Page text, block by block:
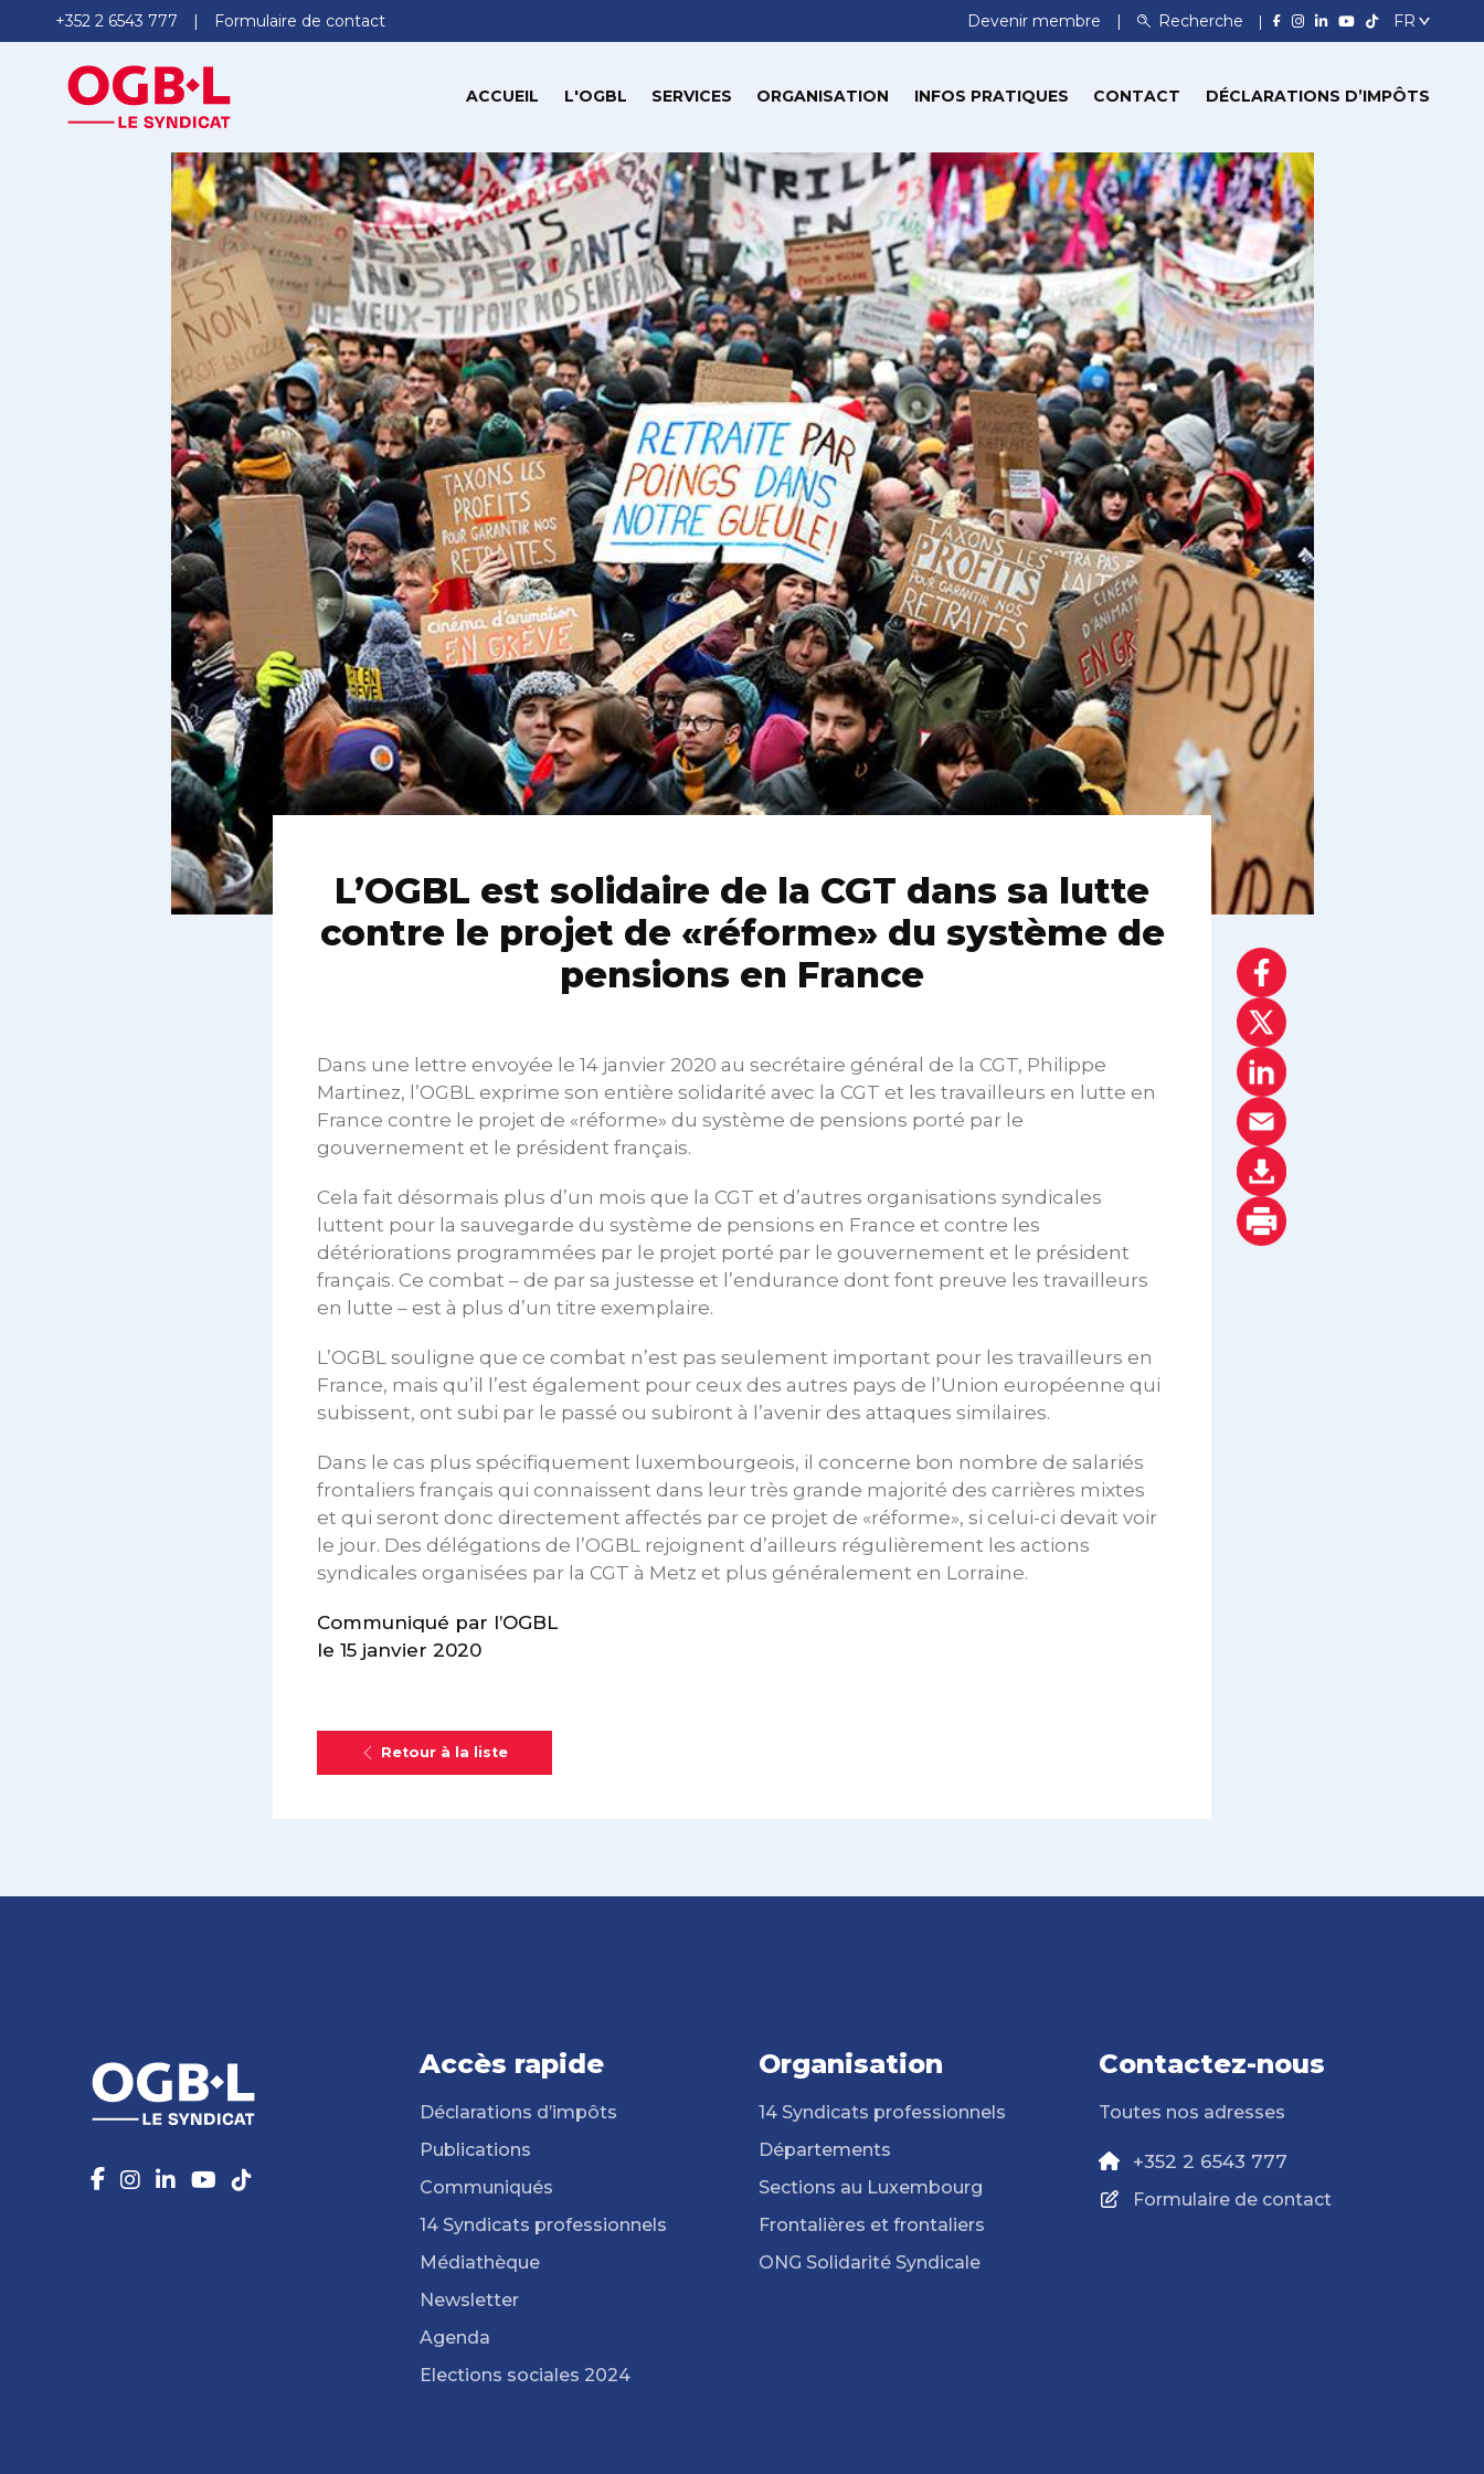
+352 2 6543 777 Formulaire de contact Devenir membre Recherche
ACCUEIL L'OGBL SERVICES ORGANISATION INFOS PRATIQUES CONTACT DÉCLARATIONS D’IMPÔTS
L’OGBL est solidaire de la CGT dans sa lutte
contre le projet de «réforme» du système de
pensions en France
Dans une lettre envoyée le 14 janvier 2020 au secrétaire général de la CGT, Philippe
Martinez, l’OGBL exprime son entière solidarité avec la CGT et les travailleurs en lutte en
France contre le projet de «réforme» du système de pensions porté par le
gouvernement et le président français.
Cela fait désormais plus d’un mois que la CGT et d’autres organisations syndicales
luttent pour la sauvegarde du système de pensions en France et contre les
détériorations programmées par le projet porté par le gouvernement et le président
français. Ce combat – de par sa justesse et l’endurance dont font preuve les travailleurs
en lutte – est à plus d’un titre exemplaire.
L’OGBL souligne que ce combat n’est pas seulement important pour les travailleurs en
France, mais qu’il l’est également pour ceux des autres pays de l’Union européenne qui
subissent, ont subi par le passé ou subiront à l’avenir des attaques similaires.
Dans le cas plus spécifiquement luxembourgeois, il concerne bon nombre de salariés
frontaliers français qui connaissent dans leur très grande majorité des carrières mixtes
et qui seront donc directement affectés par ce projet de «réforme», si celui-ci devait voir
le jour. Des délégations de l’OGBL rejoignent d’ailleurs régulièrement les actions
syndicales organisées par la CGT à Metz et plus généralement en Lorraine.
Communiqué par l’OGBL
le 15 janvier 2020
Retour à la liste
Accès rapide
Déclarations d’impôts
Publications
Communiqués
14 Syndicats professionnels
Médiathèque
Newsletter
Agenda
Elections sociales 2024
Organisation
14 Syndicats professionnels
Départements
Sections au Luxembourg
Frontalières et frontaliers
ONG Solidarité Syndicale
Contactez-nous
Toutes nos adresses
+352 2 6543 777
Formulaire de contact